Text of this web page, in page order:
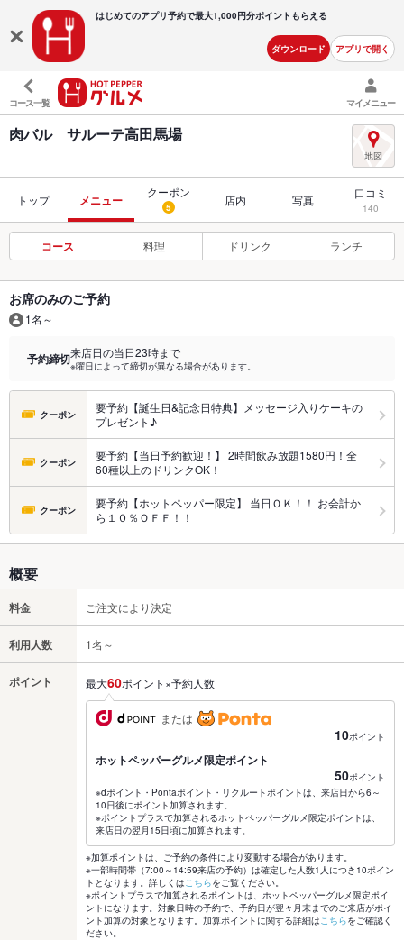
はじめてのアプリ予約で最大1,000円分ポイントもらえる
ダウンロード アプリで開く
コース一覧 マイメニュー
肉バル サルーテ高田馬場
トップ メニュー
クーポン
5 店内 写真 口コミ
140
コース 料理 ドリンク ランチ
お席のみのご予約
1名～
予約締切来店日の当日23時まで
※曜日によって締切が異なる場合があります。
クーポン
要予約【誕生日&記念日特典】メッセージ入りケーキの
プレゼント♪
クーポン
要予約【当日予約歓迎！】 2時間飲み放題1580円！全
60種以上のドリンクOK！
クーポン
要予約【ホットペッパー限定】 当日ＯＫ！！ お会計か
ら１０％ＯＦＦ！！
概要
料金 ご注文により決定
利用人数 1名～
ポイント 最大60ポイント×予約人数
または
10ポイント
ホットペッパーグルメ限定ポイント
50ポイント
※dポイント・Pontaポイント・リクルートポイントは、来店日から6～
10日後にポイント加算されます。
※ポイントプラスで加算されるホットペッパーグルメ限定ポイントは、
来店日の翌月15日頃に加算されます。
※加算ポイントは、ご予約の条件により変動する場合があります。
※一部時間帯（7:00～14:59来店の予約）は確定した人数1人につき10ポイン
トとなります。詳しくはこちらをご覧ください。
※ポイントプラスで加算されるポイントは、ホットペッパーグルメ限定ポイ
ントになります。対象日時の予約で、予約日が翌々月末までのご来店がポイ
ント加算の対象となります。加算ポイントに関する詳細はこちらをご確認く
ださい。